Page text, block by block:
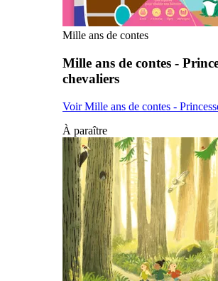
Mille ans de contes
Mille ans de contes -
chevaliers
Voir Mille ans de contes -
À paraître